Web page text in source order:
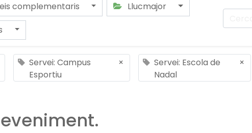
complementaris
Llucmajor
Servei: Campus
Esportiu
×
Servei: Escola de
Nadal
×